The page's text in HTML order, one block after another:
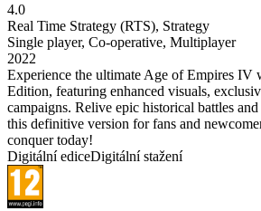
4.0
Real Time Strategy (RTS), Strategy
Single player, Co-operative, Multiplayer
2022
Experience the ultimate Age of Empires IV
Edition, featuring enhanced visuals,
campaigns. Relive epic historical battles
this definitive version for fans and
conquer today!
Digitální ediceDigitální stažení